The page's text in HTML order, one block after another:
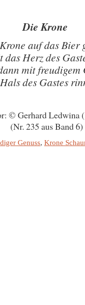
Die Krone
auf das Bier
das Herz des
mit freudigem
des Gastes
© Gerhard Ledwina
(Nr. 235 aus Band 6)
Genuss, Krone